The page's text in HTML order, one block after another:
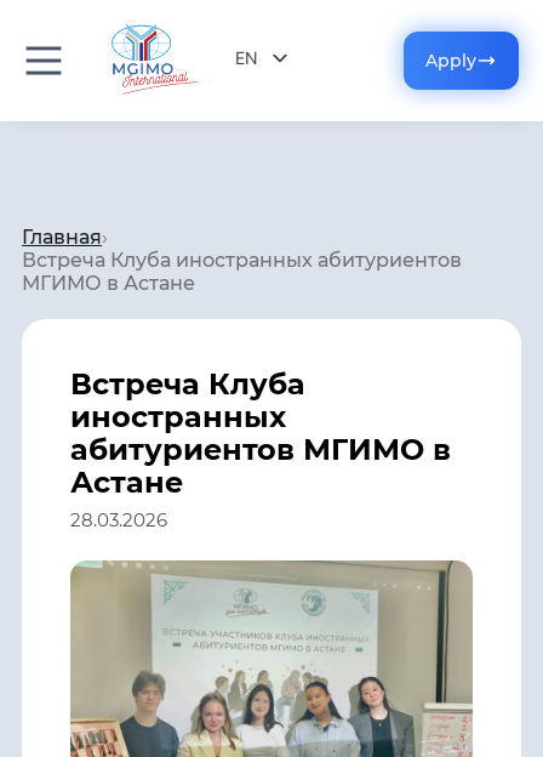
EN
Apply
Главная›
Встреча Клуба иностранных абитуриентов
МГИМО в Астане
Встреча Клуба
иностранных
абитуриентов МГИМО в
Астане
28.03.2026